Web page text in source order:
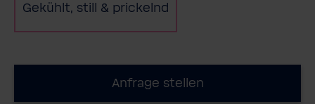
Gekühlt, still & prickelnd
Anfrage stellen